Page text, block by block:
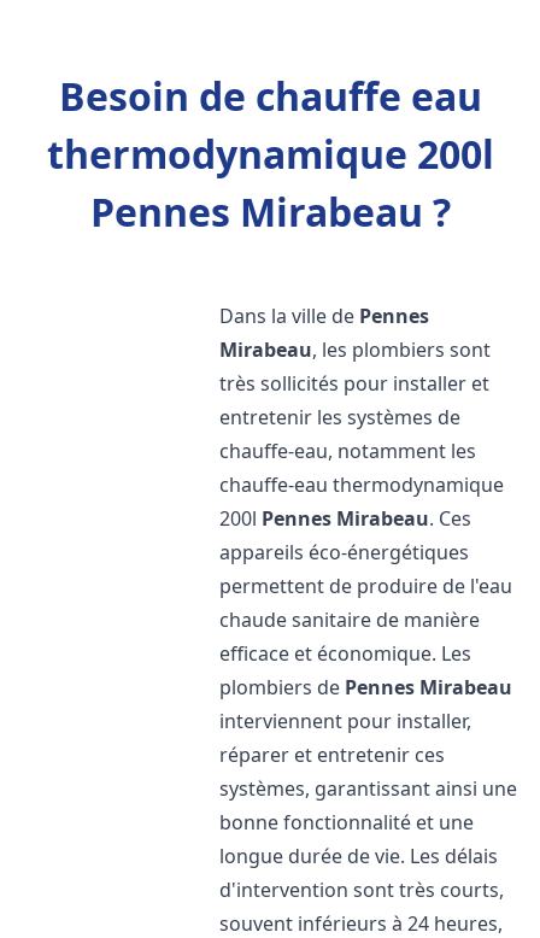
Besoin de chauffe eau
thermodynamique 200l
Pennes Mirabeau ?
Dans la ville de Pennes
Mirabeau, les plombiers sont
très sollicités pour installer et
entretenir les systèmes de
chauffe-eau, notamment les
chauffe-eau thermodynamique
200l Pennes Mirabeau. Ces
appareils éco-énergétiques
permettent de produire de l'eau
chaude sanitaire de manière
efficace et économique. Les
plombiers de Pennes Mirabeau
interviennent pour installer,
réparer et entretenir ces
systèmes, garantissant ainsi une
bonne fonctionnalité et une
longue durée de vie. Les délais
d'intervention sont très courts,
souvent inférieurs à 24 heures,